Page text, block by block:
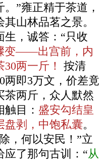
”雍正精于茶道，
山林品茗之景。
生，诚答：“只收
变——出宫前，内
两一斤！
按清
两即3万文，价差竟
茶两斤，众人默然
目： 盛安勾结皇
盘剥，中饱私囊。
，何以安民！”立
应了那句古训：“从